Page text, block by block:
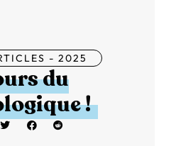
- 2025
du
!